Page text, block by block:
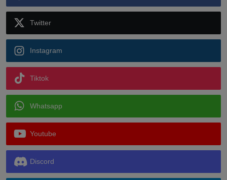
Twitter
Instagram
Tiktok
Whatsapp
Youtube
Discord